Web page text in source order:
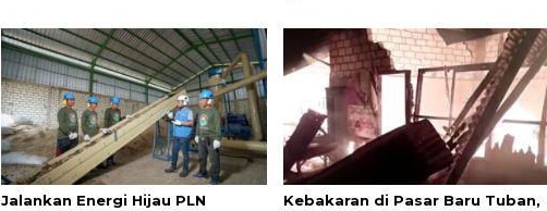
Jalankan Energi Hijau PLN
Kebakaran di Pasar Baru Tuban,